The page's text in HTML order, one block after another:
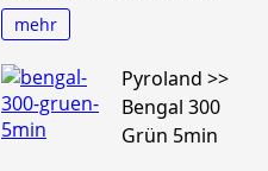
mehr
Pyroland >>
Bengal 300
Grün 5min